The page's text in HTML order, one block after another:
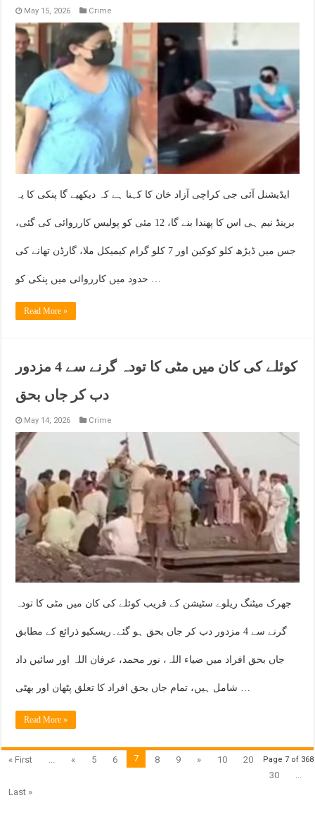
May 15, 2026 Crime
ایڈیشنل آئی جی کراچی آزاد خان کا کہنا ہے کہ دیکھیے گا پنکی کا یہ
برینڈ نیم ہی اس کا پھندا بنے گا، 12 مئی کو پولیس کارروائی کی گئی،
جس میں ڈیڑھ کلو کوکین اور 7 کلو گرام کیمیکل ملا، گارڈن تھانے کی
Read More »
کوئلے کی کان میں مٹی کا تودہ گرنے سے 4 مزدور
دب کر جاں بحق
May 14, 2026 Crime
جھرک میٹنگ ریلوے سٹیشن کے قریب کوئلے کی کان میں مٹی کا تودہ
گرنے سے 4 مزدور دب کر جاں بحق ہو گئے۔ریسکیو ذرائع کے مطابق
جاں بحق افراد میں ضیاء اللہ، نور محمد، عرفان اللہ اور سائیں داد
شامل ہیں، تمام جاں بحق افراد کا تعلق پٹھان اور بھٹی …
Read More »
Page 7 of 368
« First ... « 5 6 7 8 9 » 10
20
30
...
Last »